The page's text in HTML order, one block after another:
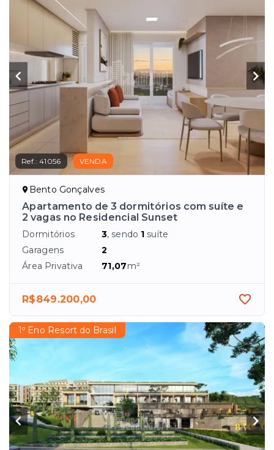
Ref.:41056 VENDA
Bento Gonçalves
Apartamento de 3 dormitórios com suíte e
2 vagas no Residencial Sunset
Dormitórios 3, sendo 1 suíte
Garagens
2
Área Privativa
71,07m²
R$849.200,00
1º Eno Resort do Brasil